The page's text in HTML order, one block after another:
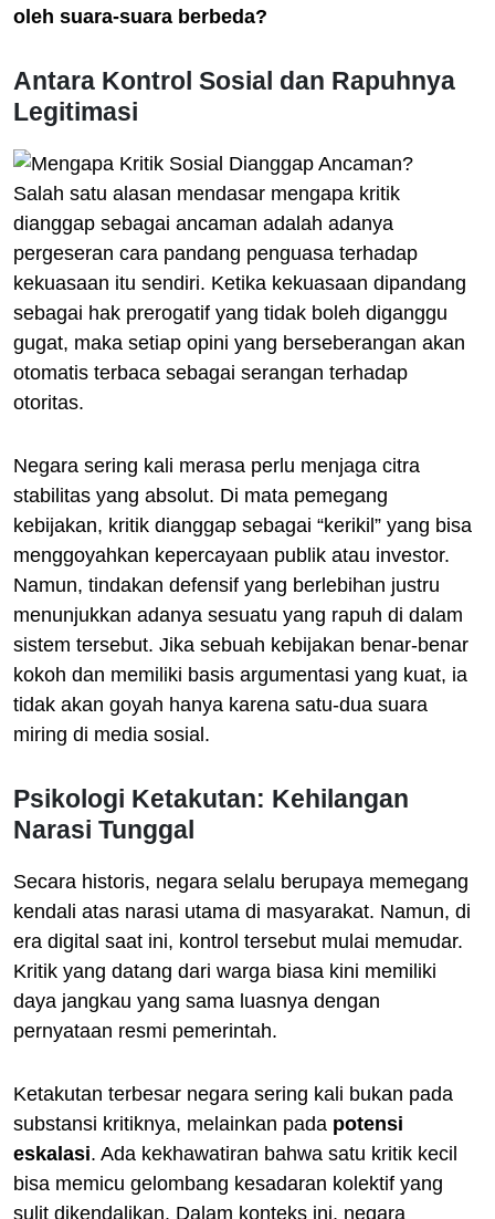
oleh suara-suara berbeda?
Antara Kontrol Sosial dan Rapuhnya
Legitimasi
Salah satu alasan mendasar mengapa kritik
dianggap sebagai ancaman adalah adanya
pergeseran cara pandang penguasa terhadap
kekuasaan itu sendiri. Ketika kekuasaan dipandang
sebagai hak prerogatif yang tidak boleh diganggu
gugat, maka setiap opini yang berseberangan akan
otomatis terbaca sebagai serangan terhadap
otoritas.
Negara sering kali merasa perlu menjaga citra
stabilitas yang absolut. Di mata pemegang
kebijakan, kritik dianggap sebagai “kerikil” yang bisa
menggoyahkan kepercayaan publik atau investor.
Namun, tindakan defensif yang berlebihan justru
menunjukkan adanya sesuatu yang rapuh di dalam
sistem tersebut. Jika sebuah kebijakan benar-benar
kokoh dan memiliki basis argumentasi yang kuat, ia
tidak akan goyah hanya karena satu-dua suara
miring di media sosial.
Psikologi Ketakutan: Kehilangan
Narasi Tunggal
Secara historis, negara selalu berupaya memegang
kendali atas narasi utama di masyarakat. Namun, di
era digital saat ini, kontrol tersebut mulai memudar.
Kritik yang datang dari warga biasa kini memiliki
daya jangkau yang sama luasnya dengan
pernyataan resmi pemerintah.
Ketakutan terbesar negara sering kali bukan pada
substansi kritiknya, melainkan pada potensi
eskalasi. Ada kekhawatiran bahwa satu kritik kecil
bisa memicu gelombang kesadaran kolektif yang
sulit dikendalikan. Dalam konteks ini, negara